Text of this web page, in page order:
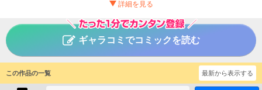
のことを家族に言い出せないアゼリアだったが、婚約者・マルセルに知られたことをき
トーリー第１巻！
余命宣告を受けたので私を顧みない家族と婚約者に執着する
のをやめることにしました
作者
ジャンル 女性／ファンタジー・SF
ギャラコミでコミックを読む
この作品の一覧 最新から表示する